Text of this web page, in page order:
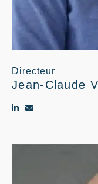
Directeur
Jean-Claude